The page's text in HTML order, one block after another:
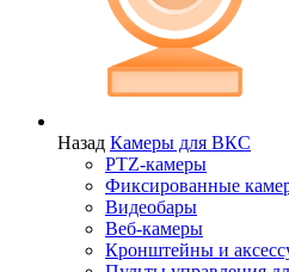
Назад Камеры для ВКС
PTZ-камеры
Фиксированные
Видеобары
Веб-камеры
Кронштейны и